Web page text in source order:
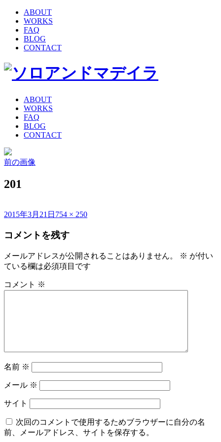
ABOUT
WORKS
FAQ
BLOG
CONTACT
ABOUT
WORKS
FAQ
BLOG
CONTACT
前の画像
201
投
日:
2015年3月21日 フ
サ
ズ
754 × 250
コメントを残す
メールアドレスが公開されることはありません。 ※ が付い
ている欄は必須項目です
コメント ※
名前 ※
メール ※
サイト
次回のコメントで使用するためブラウザーに自分の名
前、メールアドレス、サイトを保存する。